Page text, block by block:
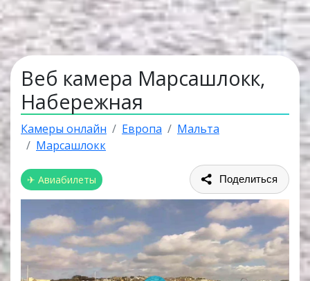
Веб камера Марсашлокк,
Набережная
Камеры онлайн Европа
Мальта
Марсашлокк
✈ Авиабилеты Поделиться